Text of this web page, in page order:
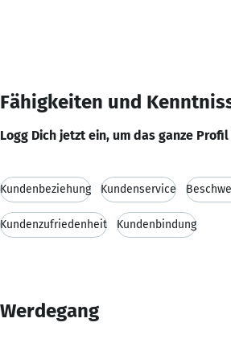
Fähigkeiten und
Logg Dich jetzt ein, um das ganze Profil
Kundenbeziehung Kundenservice
Kundenzufriedenheit Kundenbindung
Werdegang